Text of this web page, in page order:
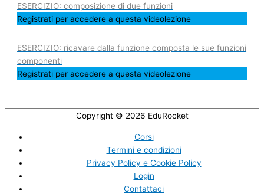
ESERCIZIO: composizione di due funzioni
Registrati per accedere a questa videolezione
ESERCIZIO: ricavare dalla funzione composta le sue funzioni
componenti
Registrati per accedere a questa videolezione
Copyright © 2026 EduRocket
Corsi
Termini e condizioni
Privacy Policy e Cookie Policy
Login
Contattaci